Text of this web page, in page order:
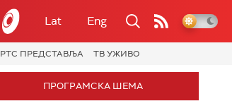
Lat Eng
РТС ПРЕДСТАВЉА ТВ УЖИВО
ПРОГРАМСКА ШЕМА